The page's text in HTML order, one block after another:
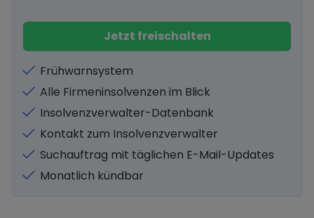
Jetzt freischalten
Frühwarnsystem
Alle Firmeninsolvenzen im Blick
Insolvenzverwalter-Datenbank
Kontakt zum Insolvenzverwalter
Suchauftrag mit täglichen E-Mail-Updates
Monatlich kündbar